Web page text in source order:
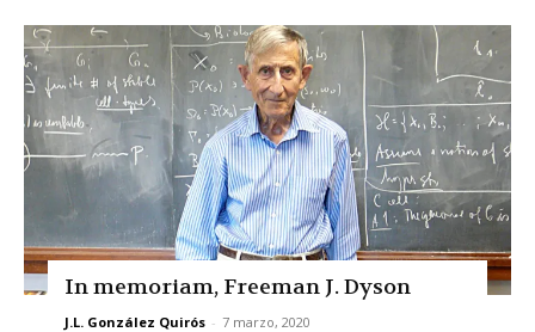
In memoriam, Freeman J. Dyson
J.L. González Quirós - 7 marzo, 2020